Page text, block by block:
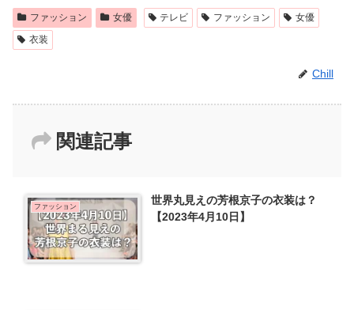
ファッション 女優 テレビ ファッション
女優
衣装
Chill
関連記事
ファッション
世界丸見えの芳根京子の衣装は？
【2023年4月10日】